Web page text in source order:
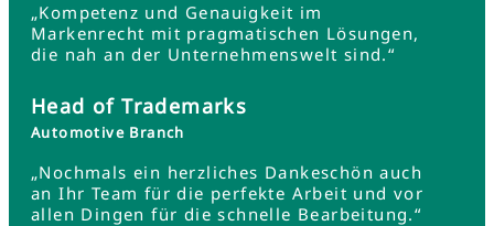
„Kompetenz und Genauigkeit im
Markenrecht mit pragmatischen Lösungen,
die nah an der Unternehmenswelt sind.“
Head of Trademarks
Automotive Branch
„Nochmals ein herzliches Dankeschön auch
an Ihr Team für die perfekte Arbeit und vor
allen Dingen für die schnelle Bearbeitung.“